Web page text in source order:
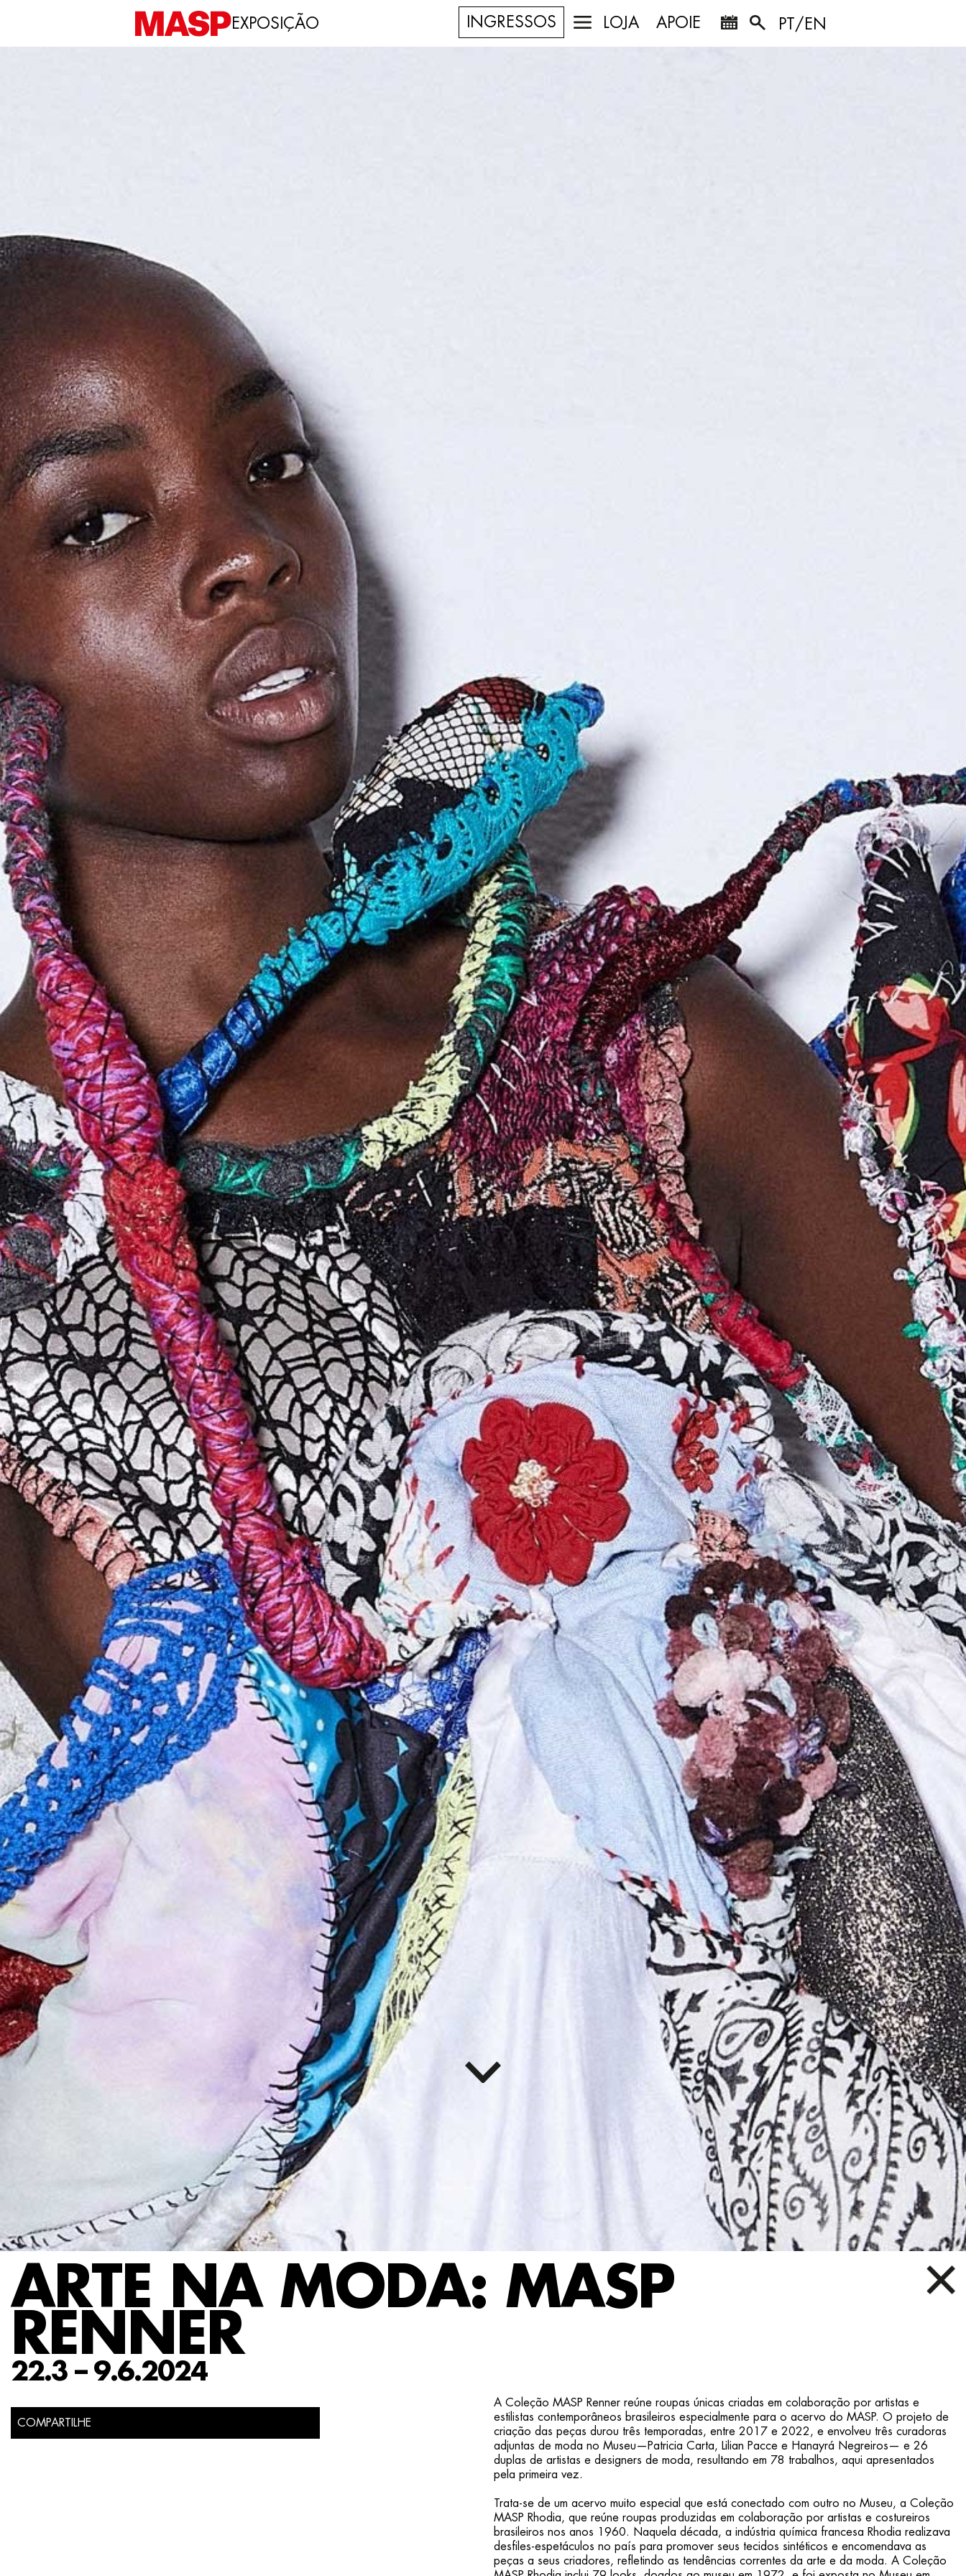
EXPOSIÇÃO INGRESSOS LOJA APOIE PT/EN
ARTE NA MODA: MASP
RENNER
22.3 – 9.6.2024
COMPARTILHE
A Coleção MASP Renner reúne roupas únicas criadas em colaboração por artistas e
estilistas contemporâneos brasileiros especialmente para o acervo do MASP. O projeto de
criação das peças durou três temporadas, entre 2017 e 2022, e envolveu três curadoras
adjuntas de moda no Museu—Patricia Carta, Lilian Pacce e Hanayrá Negreiros— e 26
duplas de artistas e designers de moda, resultando em 78 trabalhos, aqui apresentados
pela primeira vez.
Trata-se de um acervo muito especial que está conectado com outro no Museu, a Coleção
MASP Rhodia, que reúne roupas produzidas em colaboração por artistas e costureiros
brasileiros nos anos 1960. Naquela década, a indústria química francesa Rhodia realizava
desfiles-espetáculos no país para promover seus tecidos sintéticos e encomendava as
peças a seus criadores, refletindo as tendências correntes da arte e da moda. A Coleção